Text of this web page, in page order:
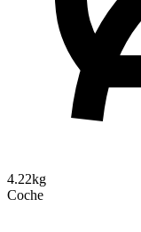
4.22kg
Coche